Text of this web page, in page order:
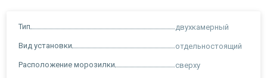
Тип двухкамерный
Вид установки отдельностоящий
Расположение морозилки сверху